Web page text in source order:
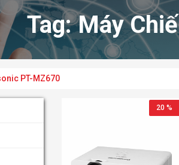
Tag:Máy
PT-MZ670
20 %